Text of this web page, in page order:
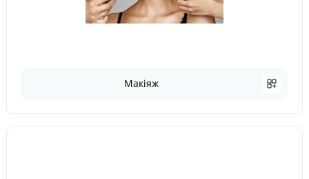
Макіяж